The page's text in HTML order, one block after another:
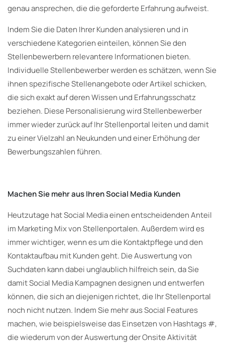
genau ansprechen, die die geforderte Erfahrung aufweist.
Indem Sie die Daten Ihrer Kunden analysieren und in
verschiedene Kategorien einteilen, können Sie den
Stellenbewerbern relevantere Informationen bieten.
Individuelle Stellenbewerber werden es schätzen, wenn Sie
ihnen spezifische Stellenangebote oder Artikel schicken,
die sich exakt auf deren Wissen und Erfahrungsschatz
beziehen. Diese Personalisierung wird Stellenbewerber
immer wieder zurück auf Ihr Stellenportal leiten und damit
zu einer Vielzahl an Neukunden und einer Erhöhung der
Bewerbungszahlen führen.
Machen Sie mehr aus Ihren Social Media Kunden
Heutzutage hat Social Media einen entscheidenden Anteil
im Marketing Mix von Stellenportalen. Außerdem wird es
immer wichtiger, wenn es um die Kontaktpflege und den
Kontaktaufbau mit Kunden geht. Die Auswertung von
Suchdaten kann dabei unglaublich hilfreich sein, da Sie
damit Social Media Kampagnen designen und entwerfen
können, die sich an diejenigen richtet, die Ihr Stellenportal
noch nicht nutzen. Indem Sie mehr aus Social Features
machen, wie beispielsweise das Einsetzen von Hashtags #,
die wiederum von der Auswertung der Onsite Aktivität